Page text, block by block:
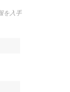
を入手